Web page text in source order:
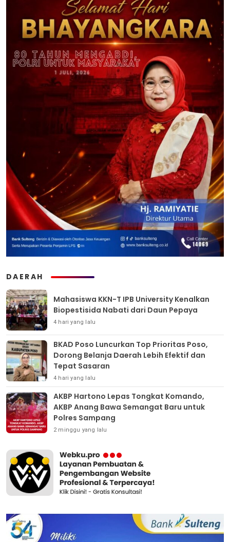
DAERAH
Mahasiswa KKN-T IPB University Kenalkan
Biopestisida Nabati dari Daun Pepaya
4 hari yang lalu
BKAD Poso Luncurkan Top Prioritas Poso,
Dorong Belanja Daerah Lebih Efektif dan
Tepat Sasaran
4 hari yang lalu
AKBP Hartono Lepas Tongkat Komando,
AKBP Anang Bawa Semangat Baru untuk
Polres Sampang
2 minggu yang lalu